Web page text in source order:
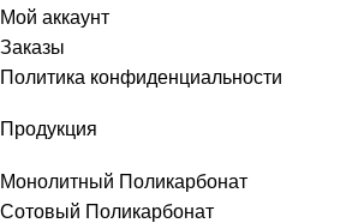
Мой аккаунт
Заказы
Политика конфиденциальности
Продукция
Монолитный Поликарбонат
Сотовый Поликарбонат